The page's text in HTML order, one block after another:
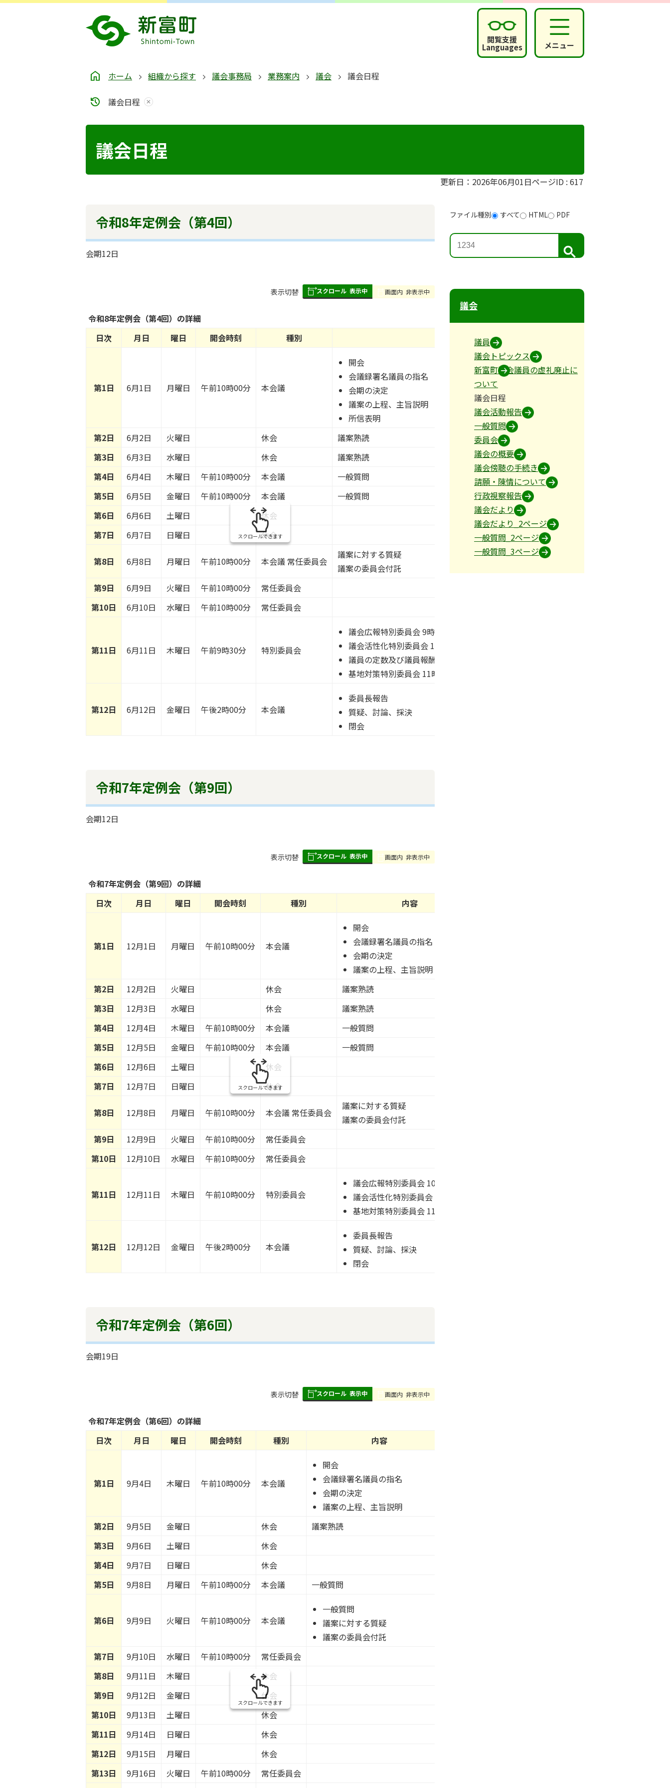
閲覧支援
Languages メニュー
ホーム 組織から探す 議会事務局 業務案内 議会 議会日程
議会日程
議会日程
更新日：2026年06月01日ページID : 617
令和8年定例会（第4回）
会期12日
表
の
表示切替 スクロール 表示中 画面内 非表示中
令和8年定例会（第4回）の詳細
日次
月日 曜日 開会時刻 種別
第1日 6月1日 月曜日 午前10時00分 本会議
開会
会議録署名議員の指名
会期の決定
議案の上程、主旨説明
所信表明
第2日
6月2日 火曜日 休会
議案熟読
第3日
6月3日 水曜日 休会
議案熟読
第4日
6月4日 木曜日 午前10時00分 本会議
一般質問
第5日
6月5日 金曜日 午前10時00分 本会議
一般質問
第6日
6月6日 土曜日
休会
第7日
6月7日 日曜日 休会
第8日 6月8日 月曜日 午前10時00分 本会議 常任委員会
議案に対する質疑
議案の委員会付託
第9日
6月9日 火曜日 午前10時00分
常任委員会
第10日
6月10日 水曜日 午前10時00分 常任委員会
第11日 6月11日 木曜日 午前9時30分 特別委員会
議会広報特別委員会 9時30分～
議会活性化特別委員会 10時00分～
議員の定数及び議員報酬に関する調査特別委員会 10時30分～
基地対策特別委員会 11時00分～
第12日 6月12日 金曜日 午後2時00分 本会議
委員長報告
質疑、討論、採決
閉会
スクロールできます
令和7年定例会（第9回）
会期12日
表
の
表示切替 スクロール 表示中 画面内 非表示中
令和7年定例会（第9回）の詳細
日次
月日 曜日 開会時刻 種別 内容
第1日 12月1日 月曜日 午前10時00分 本会議
開会
会議録署名議員の指名
会期の決定
議案の上程、主旨説明
第2日
12月2日 火曜日 休会
議案熟読
第3日
12月3日 水曜日 休会
議案熟読
第4日
12月4日 木曜日 午前10時00分 本会議
一般質問
第5日
12月5日 金曜日 午前10時00分 本会議
一般質問
第6日
12月6日 土曜日
休会
第7日
12月7日 日曜日 休会
第8日 12月8日 月曜日 午前10時00分 本会議 常任委員会
議案に対する質疑
議案の委員会付託
第9日
12月9日 火曜日 午前10時00分
常任委員会
第10日
12月10日 水曜日 午前10時00分 常任委員会
第11日 12月11日 木曜日 午前10時00分 特別委員会
議会広報特別委員会 10時00分～
議会活性化特別委員会 10時30分～
基地対策特別委員会 11時00分～
第12日 12月12日 金曜日 午後2時00分 本会議
委員長報告
質疑、討論、採決
閉会
スクロールできます
令和7年定例会（第6回）
会期19日
表
の
表示切替 スクロール 表示中 画面内 非表示中
令和7年定例会（第6回）の詳細
日次
月日 曜日 開会時刻 種別 内容
第1日 9月4日 木曜日 午前10時00分 本会議
開会
会議録署名議員の指名
会期の決定
議案の上程、主旨説明
第2日
9月5日 金曜日 休会
議案熟読
第3日
9月6日 土曜日
休会
第4日
9月7日 日曜日
休会
第5日
9月8日 月曜日 午前10時00分 本会議 一般質問
第6日 9月9日 火曜日 午前10時00分 本会議
一般質問
議案に対する質疑
議案の委員会付託
第7日
9月10日 水曜日 午前10時00分
常任委員会
第8日
9月11日 木曜日
休会
第9日
9月12日 金曜日
休会
第10日
9月13日 土曜日
休会
第11日
9月14日 日曜日
休会
第12日
9月15日 月曜日
休会
第13日
9月16日 火曜日 午前10時00分
常任委員会
スクロールできます
ファイル種別 すべて HTML PDF
検
索
議会
議員
議会トピックス
新富町議会議員の虚礼廃止に
ついて
議会日程
議会活動報告
一般質問
委員会
議会の概要
議会傍聴の手続き
請願・陳情について
行政視察報告
議会だより
議会だより_2ページ
一般質問_2ページ
一般質問_3ページ